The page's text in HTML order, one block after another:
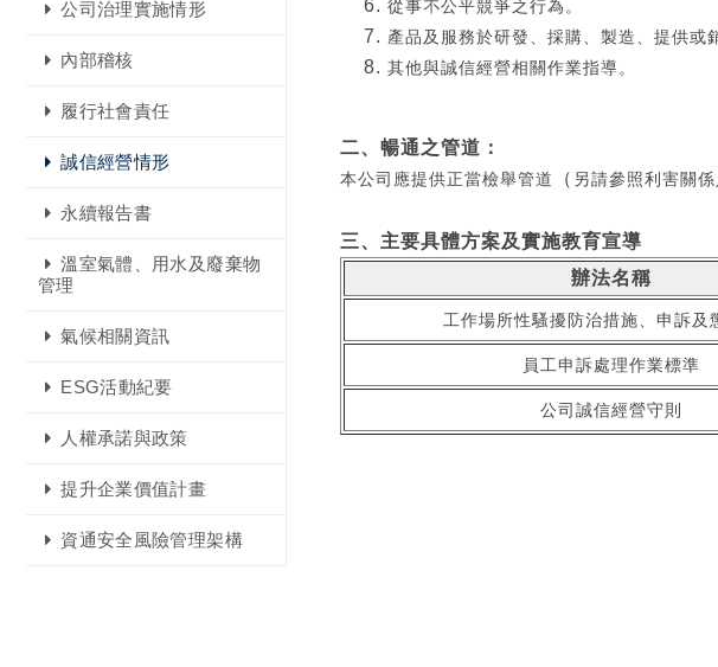
公司治理實施情形
內部稽核
履行社會責任
誠信經營情形
永續報告書
溫室氣體、用水及廢棄物
管理
氣候相關資訊
ESG活動紀要
人權承諾與政策
提升企業價值計畫
資通安全風險管理架構
從事不公平競爭之行為。
產品及服務於研發、採購、製造、提供或
其他與誠信經營相關作業指導。
二、暢通之管道：
本公司應提供正當檢舉管道 （ 另請參照利害關
三、主要具體方案及實施教育宣導
辦法名稱
工作場所性騷擾防治措施、申訴及
員工申訴處理作業標準
公司誠信經營守則